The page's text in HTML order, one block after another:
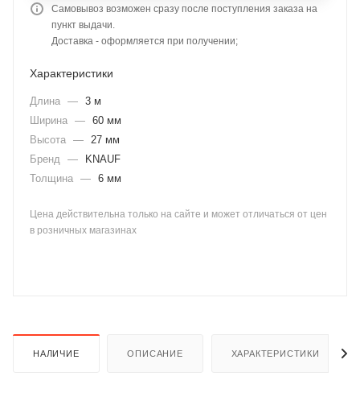
Самовывоз возможен сразу после поступления заказа на
пункт выдачи.
Доставка - оформляется при получении;
Характеристики
Длина — 3 м
Ширина — 60 мм
Высота — 27 мм
Бренд —
KNAUF
Толщина — 6 мм
Цена действительна только на сайте и может отличаться от цен
в розничных магазинах
НАЛИЧИЕ ОПИСАНИЕ ХАРАКТЕРИСТИКИ